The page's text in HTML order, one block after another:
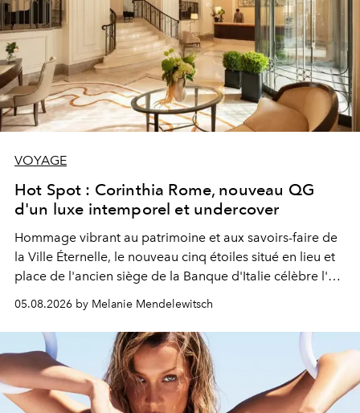
VOYAGE
Hot Spot : Corinthia Rome, nouveau QG
d'un luxe intemporel et undercover
Hommage vibrant au patrimoine et aux savoirs-faire de
la Ville Éternelle, le nouveau cinq étoiles situé en lieu et
place de l'ancien siège de la Banque d'Italie célèbre l'art
de vivre Romain dans toute son élégance intemporelle.
05.08.2026 by Melanie Mendelewitsch